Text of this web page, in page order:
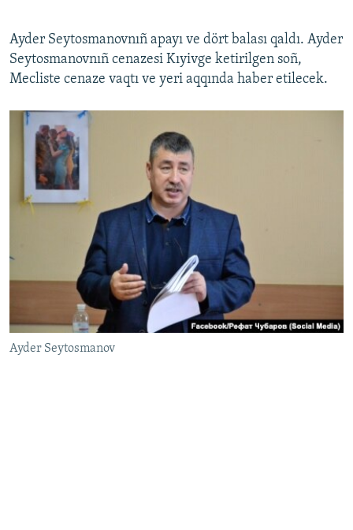
Ayder Seytosmanovnıñ apayı ve dört balası qaldı. Ayder
Seytosmanovnıñ cenazesi Kıyivge ketirilgen soñ,
Mecliste cenaze vaqtı ve yeri aqqında haber etilecek.
Ayder Seytosmanov